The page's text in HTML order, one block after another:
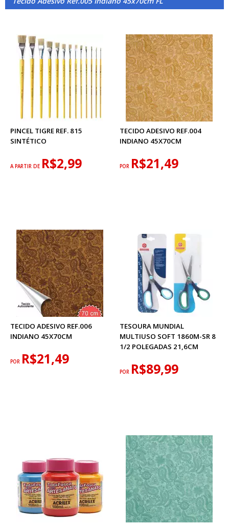
PINCEL TIGRE REF. 815
SINTÉTICO
A PARTIR DE R$2,99
TECIDO ADESIVO REF.004
INDIANO 45X70CM
POR R$21,49
TECIDO ADESIVO REF.006
INDIANO 45X70CM
POR R$21,49
TESOURA MUNDIAL
MULTIUSO SOFT 1860M-SR 8
1/2 POLEGADAS 21,6CM
POR R$89,99